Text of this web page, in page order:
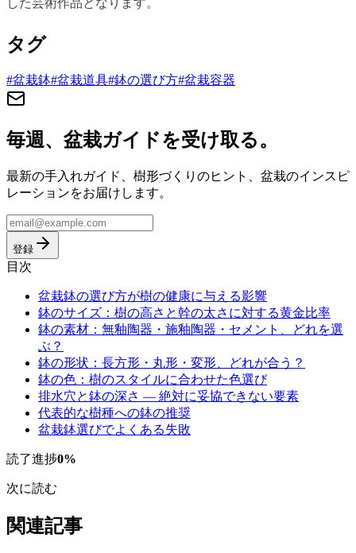
タグ
#盆栽鉢#盆栽道具#鉢の選び方#盆栽容器
毎週、盆栽ガイドを受け取る。
最新の手入れガイド、樹形づくりのヒント、盆栽のインスピ
レーションをお届けします。
登録
目次
盆栽鉢の選び方が樹の健康に与える影響
鉢のサイズ：樹の高さと幹の太さに対する黄金比率
鉢の素材：無釉陶器・施釉陶器・セメント、どれを選
ぶ？
鉢の形状：長方形・丸形・変形、どれが合う？
鉢の色：樹のスタイルに合わせた色選び
排水穴と鉢の深さ — 絶対に妥協できない要素
代表的な樹種への鉢の推奨
盆栽鉢選びでよくある失敗
読了進捗0%
次に読む
関連記事